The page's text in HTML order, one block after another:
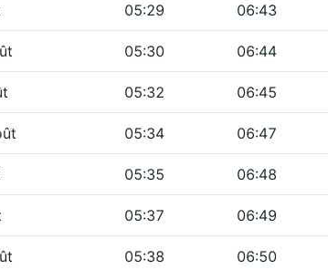
05:29 06:43
05:30 06:44
05:32 06:45
05:34 06:47
05:35 06:48
05:37 06:49
05:38 06:50